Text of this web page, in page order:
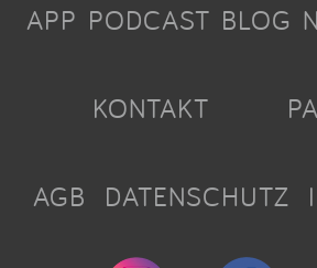
APP PODCAST BLOG
KONTAKT
AGB DATENSCHUTZ